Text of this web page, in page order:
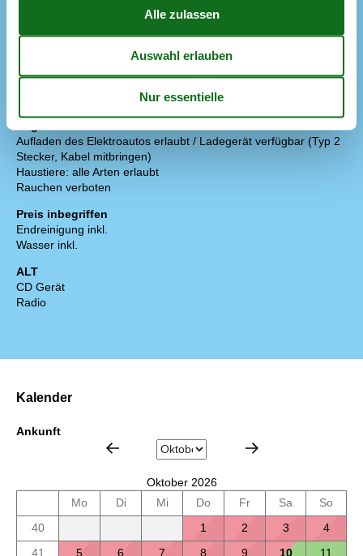
Parken auf dem Grundstück
Diverse
Aufladen des Elektroautos erlaubt / Ladegerät verfügbar (Typ 2
Stecker, Kabel mitbringen)
Haustiere: alle Arten erlaubt
Rauchen verboten
Preis inbegriffen
Endreinigung inkl.
Wasser inkl.
ALT
CD Gerät
Radio
Kalender
Ankunft
Oktober 2026
Mo
Di Mi Do Fr Sa
So
40
1 2 3
4
41
5 6 7 8 9 10
11